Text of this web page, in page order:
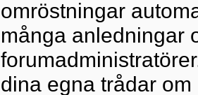
omröstningar
många anledningar
dina egna trådar